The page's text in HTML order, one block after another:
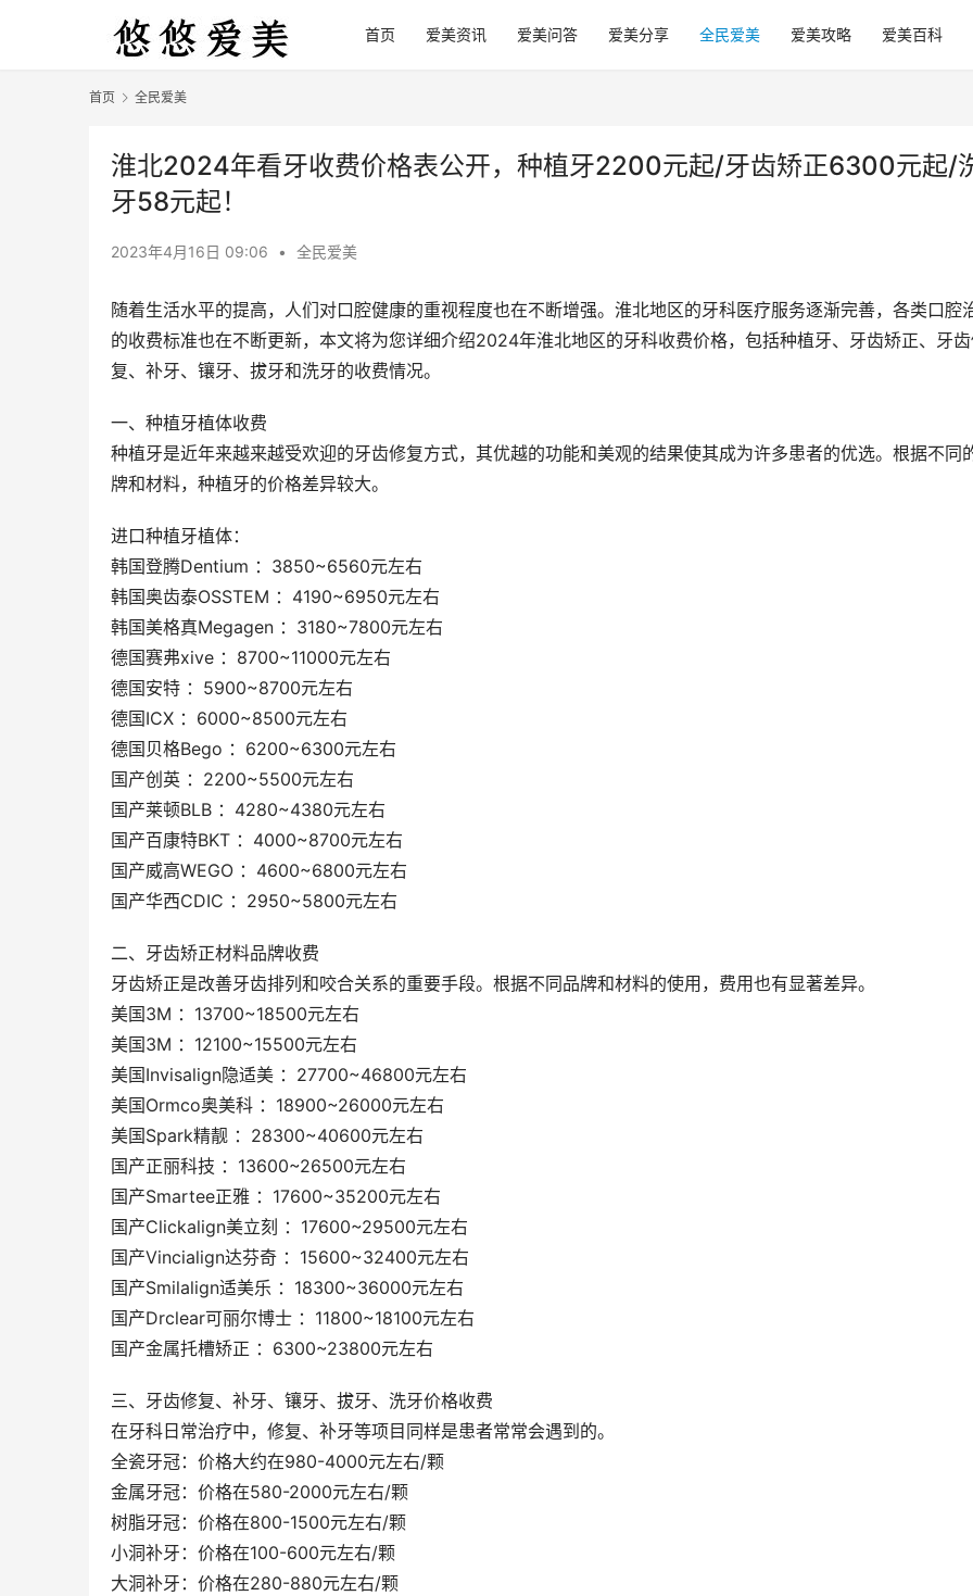
首页 爱美资讯 爱美问答 爱美分享 全民爱美 爱美攻略 爱美百科
首页 全民爱美
淮北2024年看牙收费价格表公开，种植牙2200元起/牙齿矫正6300元起/
牙58元起！
2023年4月16日 09:06 • 全民爱美
随着生活水平的提高，人们对口腔健康的重视程度也在不断增强。淮北地区的牙科医疗服务逐渐完善，各类口腔
的收费标准也在不断更新，本文将为您详细介绍2024年淮北地区的牙科收费价格，包括种植牙、牙齿矫正、牙
复、补牙、镶牙、拔牙和洗牙的收费情况。
一、种植牙植体收费
种植牙是近年来越来越受欢迎的牙齿修复方式，其优越的功能和美观的结果使其成为许多患者的优选。根据不同
牌和材料，种植牙的价格差异较大。
进口种植牙植体：
韩国登腾Dentium ：3850~6560元左右
韩国奥齿泰OSSTEM ：4190~6950元左右
韩国美格真Megagen ：3180~7800元左右
德国赛弗xive ：8700~11000元左右
德国安特 ：5900~8700元左右
德国ICX ：6000~8500元左右
德国贝格Bego ：6200~6300元左右
国产创英 ：2200~5500元左右
国产莱顿BLB ：4280~4380元左右
国产百康特BKT ：4000~8700元左右
国产威高WEGO ：4600~6800元左右
国产华西CDIC ：2950~5800元左右
二、牙齿矫正材料品牌收费
牙齿矫正是改善牙齿排列和咬合关系的重要手段。根据不同品牌和材料的使用，费用也有显著差异。
美国3M ：13700~18500元左右
美国3M ：12100~15500元左右
美国Invisalign隐适美 ：27700~46800元左右
美国Ormco奥美科 ：18900~26000元左右
美国Spark精靓 ：28300~40600元左右
国产正丽科技 ：13600~26500元左右
国产Smartee正雅 ：17600~35200元左右
国产Clickalign美立刻 ：17600~29500元左右
国产Vincialign达芬奇 ：15600~32400元左右
国产Smilalign适美乐 ：18300~36000元左右
国产Drclear可丽尔博士 ：11800~18100元左右
国产金属托槽矫正 ：6300~23800元左右
三、牙齿修复、补牙、镶牙、拔牙、洗牙价格收费
在牙科日常治疗中，修复、补牙等项目同样是患者常常会遇到的。
全瓷牙冠：价格大约在980-4000元左右/颗
金属牙冠：价格在580-2000元左右/颗
树脂牙冠：价格在800-1500元左右/颗
小洞补牙：价格在100-600元左右/颗
大洞补牙：价格在280-880元左右/颗